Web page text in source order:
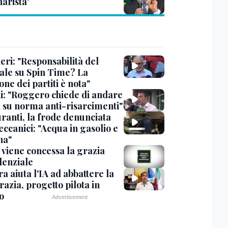
"Responsabilità del
su Spin Time? La
dei partiti è nota"
"Roggero chiede di andare
su norma anti-risarcimenti"
la frode denunciata
"Acqua in gasolio e
concessa la grazia
aiuta l'IA ad abbattere la
progetto pilota in